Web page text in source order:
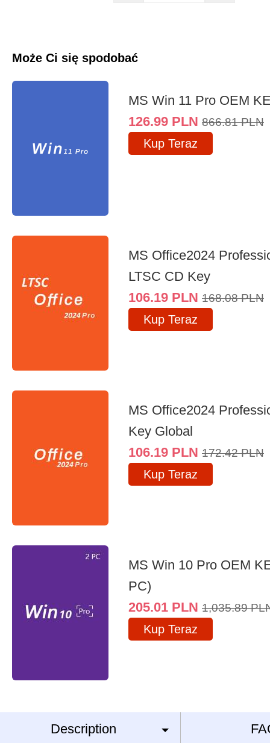
Może Ci się spodobać
MS Win 11 Pro OEM
126.99 PLN 866.81 PLN
Kup Teraz
MS Office2024
LTSC CD Key
106.19 PLN 168.08 PLN
Kup Teraz
MS Office2024
Key Global
106.19 PLN 172.42 PLN
Kup Teraz
MS Win 10 Pro OEM
PC)
205.01 PLN 1,035.89
Kup Teraz
Description